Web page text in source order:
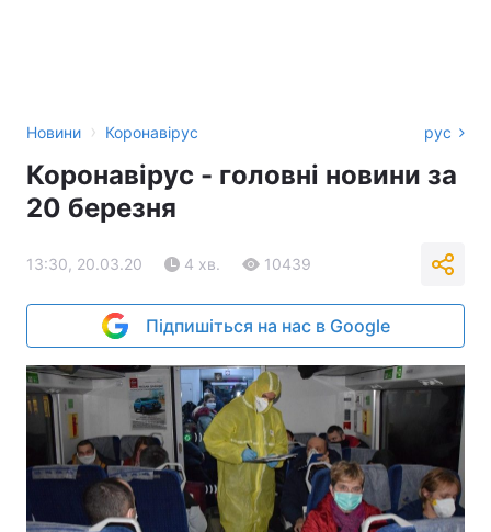
Новини › Коронавірус рус
Коронавірус - головні новини за
20 березня
13:30, 20.03.20 4 хв. 10439
Підпишіться на нас в Google